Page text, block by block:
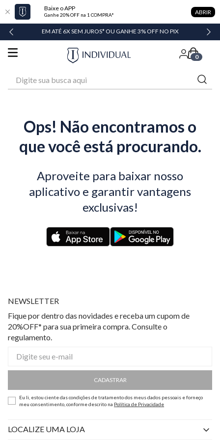
Baixe o APP
Ganhe 20% OFF na 1 COMPRA* ABRIR
EM ATÉ 6X SEM JUROS* OU GANHE 3% OFF NO PIX
0
Ops! Não encontramos o
que você está procurando.
Aproveite para baixar nosso
aplicativo e garantir vantagens
exclusivas!
NEWSLETTER
Fique por dentro das novidades e receba um cupom de
20%OFF* para sua primeira compra. Consulte o
regulamento.
CADASTRAR
Eu li, estou ciente das condições de tratamento dos meus dados pessoais e forneço
meu consentimento, conforme descrito na Política de Privacidade
LOCALIZE UMA LOJA